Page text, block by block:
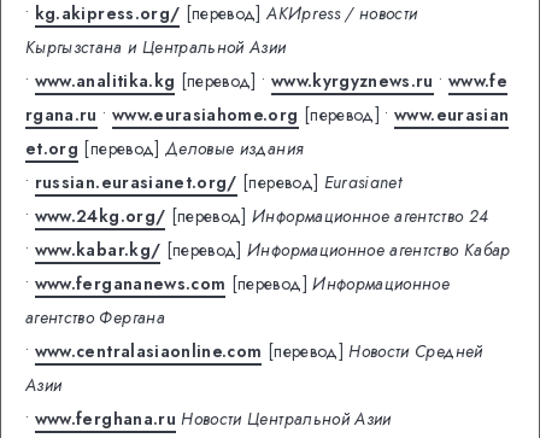
• kg.akipress.org/ [перевод] АКИpress / новости
Кыргызстана и Центральной Азии
• www.analitika.kg [перевод] • www.kyrgyznews.ru • www.fe
rgana.ru • www.eurasiahome.org [перевод] •www.eurasian
et.org [перевод] Деловые издания
• russian.eurasianet.org/ [перевод] Еurasianet
• www.24kg.org/ [перевод] Информационное агентство 24
• www.kabar.kg/ [перевод] Информационное агентство Кабар
• www.fergananews.com [перевод] Информационное
агентство Фергана
• www.centralasiaonline.com [перевод] Новости Средней
Азии
• www.ferghana.ru Новости Центральной Азии